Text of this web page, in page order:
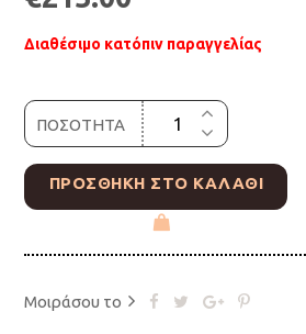
Διαθέσιμο κατόπιν παραγγελίας
ΠΟΣΟΤΗΤΑ
ΠΡΟΣΘΉΚΗ ΣΤΟ ΚΑΛΆΘΙ
Μοιράσου το